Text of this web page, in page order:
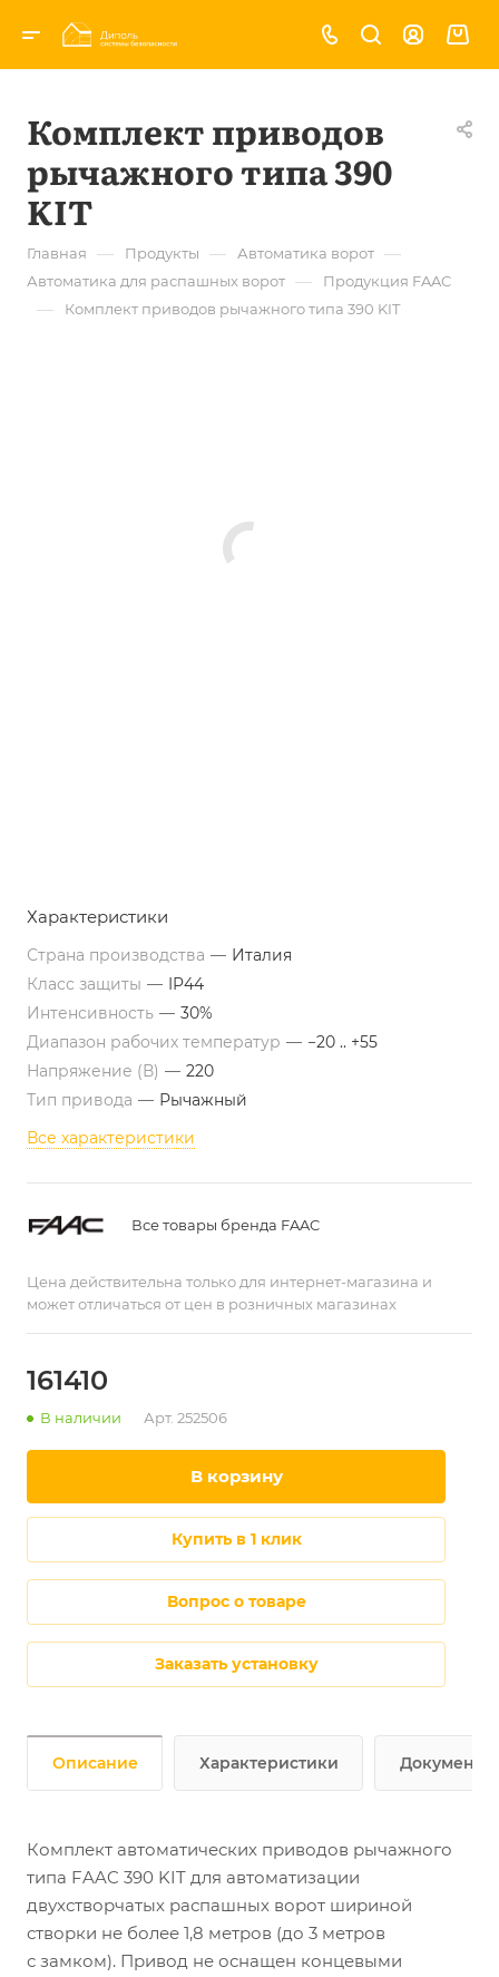
Комплект приводов
рычажного типа 390
KIT
Главная — Продукты — Автоматика ворот —
Автоматика для распашных ворот — Продукция FAAC
— Комплект приводов рычажного типа 390 KIT
Характеристики
Страна производства — Италия
Класс защиты — IP44
Интенсивность — 30%
Диапазон рабочих температур — −20 .. +55
Напряжение (В) — 220
Тип привода — Рычажный
Все характеристики
Все товары бренда FAAC
Цена действительна только для интернет-магазина и
может отличаться от цен в розничных магазинах
161410
В наличии Арт. 252506
в корзину
купить в 1 клик
Вопрос о товаре
Заказать установку
Описание Характеристики Документы
Комплект автоматических приводов рычажного
типа FAAC 390 KIT для автоматизации
двухстворчатых распашных ворот шириной
створки не более 1,8 метров (до 3 метров
с замком). Привод не оснащен концевыми